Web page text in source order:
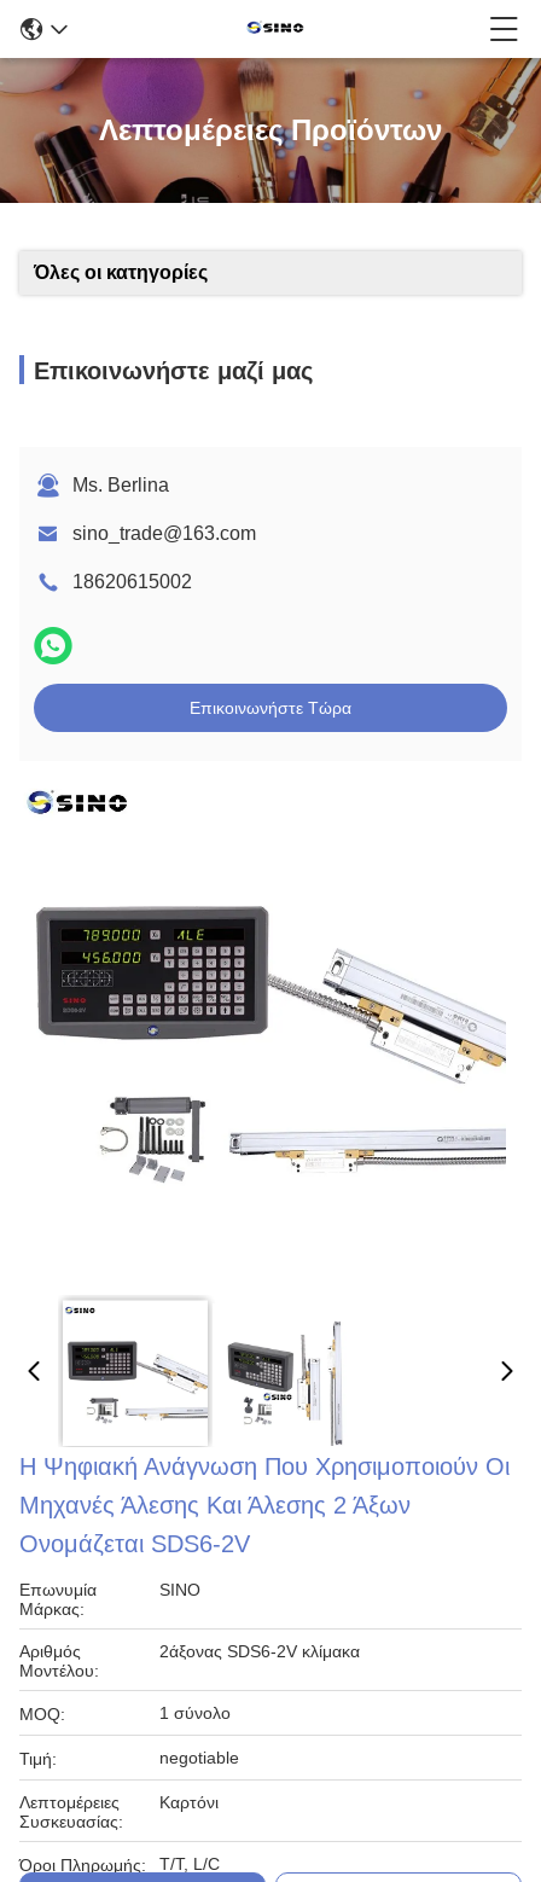
Λεπτομέρειες Προϊόντων
Όλες οι κατηγορίες
Επικοινωνήστε μαζί μας
Ms. Berlina
sino_trade@163.com
18620615002
Επικοινωνήστε Τώρα
Η Ψηφιακή Ανάγνωση Που Χρησιμοποιούν Οι
Μηχανές Άλεσης Και Άλεσης 2 Άξων
Ονομάζεται SDS6-2V
Επωνυμία
Μάρκας:
SINO
Αριθμός
Μοντέλου:
2άξονας SDS6-2V κλίμακα
MOQ: 1 σύνολο
Τιμή: negotiable
Λεπτομέρειες
Συσκευασίας:
Καρτόνι
Όροι Πληρωμής:
T/T, L/C